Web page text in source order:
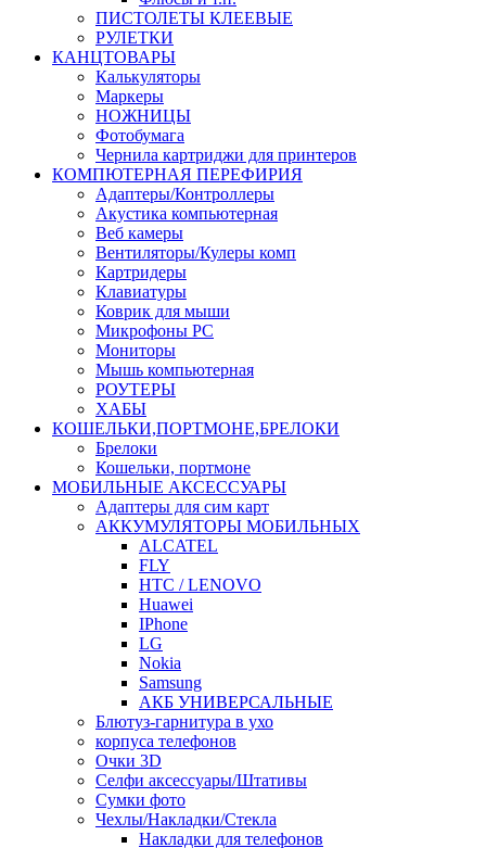
ПИСТОЛЕТЫ КЛЕЕВЫЕ
РУЛЕТКИ
КАНЦТОВАРЫ
Калькуляторы
Маркеры
НОЖНИЦЫ
Фотобумага
Чернила картриджи для принтеров
КОМПЮТЕРНАЯ ПЕРЕФИРИЯ
Адаптеры/Контроллеры
Акустика компьютерная
Веб камеры
Вентиляторы/Кулеры комп
Картридеры
Клавиатуры
Коврик для мыши
Микрофоны PC
Мониторы
Мышь компьютерная
РОУТЕРЫ
ХАБЫ
КОШЕЛЬКИ,ПОРТМОНЕ,БРЕЛОКИ
Брелоки
Кошельки, портмоне
МОБИЛЬНЫЕ АКСЕССУАРЫ
Адаптеры для сим карт
АККУМУЛЯТОРЫ МОБИЛЬНЫХ
ALCATEL
FLY
HTC / LENOVO
Huawei
IPhone
LG
Nokia
Samsung
АКБ УНИВЕРСАЛЬНЫЕ
Блютуз-гарнитура в ухо
корпуса телефонов
Очки 3D
Селфи аксессуары/Штативы
Сумки фото
Чехлы/Накладки/Стекла
Накладки для телефонов